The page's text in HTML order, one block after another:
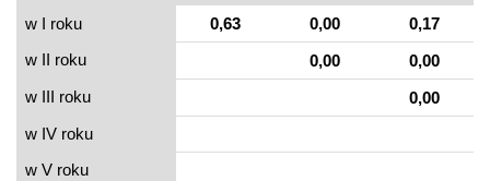
w I roku
0,63 0,00
0,17
w II roku
0,00
0,00
w III roku
0,00
w IV roku
w V roku